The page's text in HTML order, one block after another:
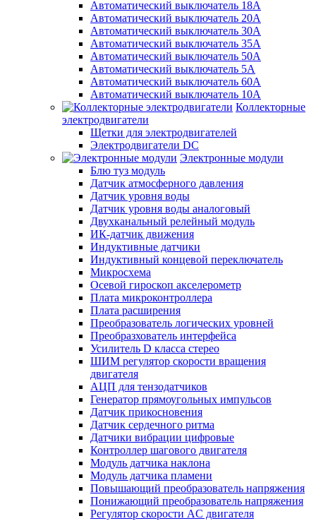
Автоматический выключатель 18А
Автоматический выключатель 20А
Автоматический выключатель 30А
Автоматический выключатель 35А
Автоматический выключатель 50А
Автоматический выключатель 5А
Автоматический выключатель 60А
Автоматический выключатель 10А
Коллекторные
электродвигатели
Щетки для электродвигателей
Электродвигатели DC
Электронные модули
Блю туз модуль
Датчик атмосферного давления
Датчик уровня воды
Датчик уровня воды аналоговый
Двухканальный релейный модуль
ИК-датчик движения
Индуктивные датчики
Индуктивный концевой переключатель
Микросхема
Осевой гироскоп акселерометр
Плата микроконтроллера
Плата расширения
Преобразователь логических уровней
Преобразхователь интерфейса
Усилитель D класса стерео
ШИМ регулятор скорости вращения
двигателя
АЦП для тензодатчиков
Генератор прямоугольных импульсов
Датчик прикосновения
Датчик сердечного ритма
Датчики вибрации цифровые
Контроллер шагового двигателя
Модуль датчика наклона
Модуль датчика пламени
Повышающий преобразователь напряжения
Понижающий преобразователь напряжения
Регулятор скорости AC двигателя